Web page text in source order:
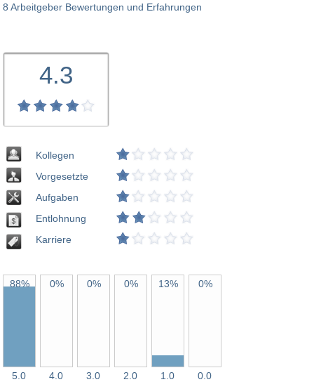
8 Arbeitgeber Bewertungen und Erfahrungen
4.3
Kollegen
Vorgesetzte
Aufgaben
Entlohnung
Karriere
88%
5.0
0%
4.0
0%
3.0
0%
2.0
13%
1.0
0%
0.0